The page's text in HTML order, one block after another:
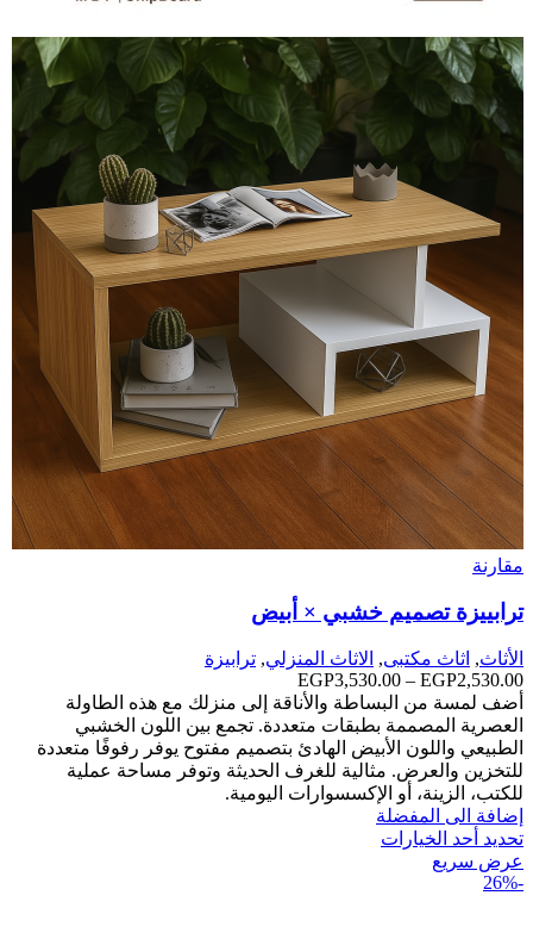
مقارنة
ترابييزة تصميم خشبي × أبيض
الأثاث, اثاث مكتبى, الاثاث المنزلي, ترابيزة
EGP2,530.00
–
EGP3,530.00
نطاق
السعر:
من
خلال
أضف لمسة من البساطة والأناقة إلى منزلك مع هذه الطاولة
العصرية المصممة بطبقات متعددة. تجمع بين اللون الخشبي
الطبيعي واللون الأبيض الهادئ بتصميم مفتوح يوفر رفوفًا متعددة
للتخزين والعرض. مثالية للغرف الحديثة وتوفر مساحة عملية
للكتب، الزينة، أو الإكسسوارات اليومية.
إضافة الى المفضلة
تحديد أحد الخيارات
عرض سريع
-26%